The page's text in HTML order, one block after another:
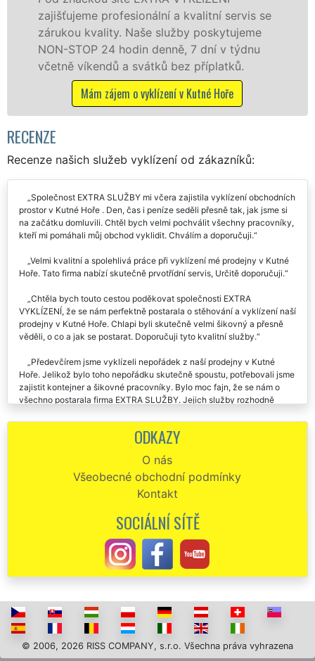
osobám se zárukou kvalitně odvedené
práce, a to NON-STOP bez dalších
Mám zájem o vyklízecí práce v Kutné Hoře
RECENZE
Recenze našich služeb vyklízení od zákazníků:
Společnost EXTRA SLUŽBY mi včera zajistila vyklízení obchodních
prostor v Kutné Hoře . Den, čas i peníze seděli přesně tak, jak jsme si
na začátku domluvili. Chtěl bych velmi pochválit všechny pracovníky,
kteří mi pomáhali můj obchod vyklidit. Chválím a doporučuji.
Velmi kvalitní a spolehlivá práce při vyklízení mé prodejny v Kutné
Hoře. Tato firma nabízí skutečně prvotřídní servis, Určitě doporučuji.
Chtěla bych touto cestou poděkovat společnosti EXTRA
VYKLÍZENÍ, že se nám perfektně postarala o stěhování a vyklízení naší
prodejny v Kutné Hoře. Chlapi byli skutečně velmi šikovný a přesně
věděli, o co a jak se postarat. Doporučuji tyto kvalitní služby.
Předevčírem jsme vyklízeli nepořádek z naší prodejny v Kutné
Hoře. Jelikož bylo toho nepořádku skutečně spoustu, potřebovali jsme
zajistit kontejner a šikovné pracovníky. Bylo moc fajn, že se nám o
všechno postarala firma EXTRA SLUŽBY. Jejich služby rozhodně
V neděli jsem vyklízela náš krám v Kutné Hoře . Vše proběhlo velmi
přístup. Určitě budeme doporučovat.
Celé vyklízení našeho krámu v Kutné Hoře proběhlo bez
sebemenšího zádrhelu. Moc moc děkujeme této firmě za jejich pomoc
ODKAZY
O nás
Všeobecné obchodní podmínky
Kontakt
SOCIÁLNÍ SÍTĚ
© 2006, 2026 RISS COMPANY, s.r.o. Všechna práva vyhrazena